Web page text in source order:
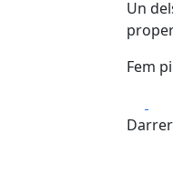
Un
Fem